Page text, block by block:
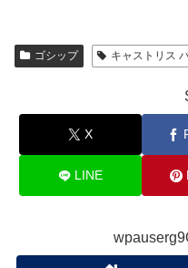
ゴシップ キャストリス
X
LINE